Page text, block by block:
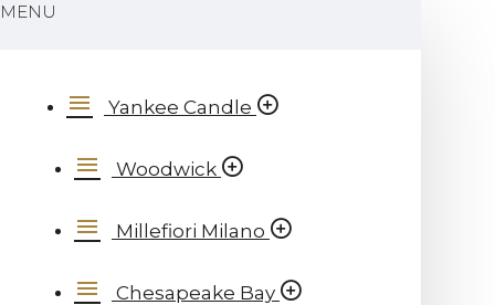
MENU
Yankee Candle
Woodwick
Millefiori Milano
Chesapeake Bay